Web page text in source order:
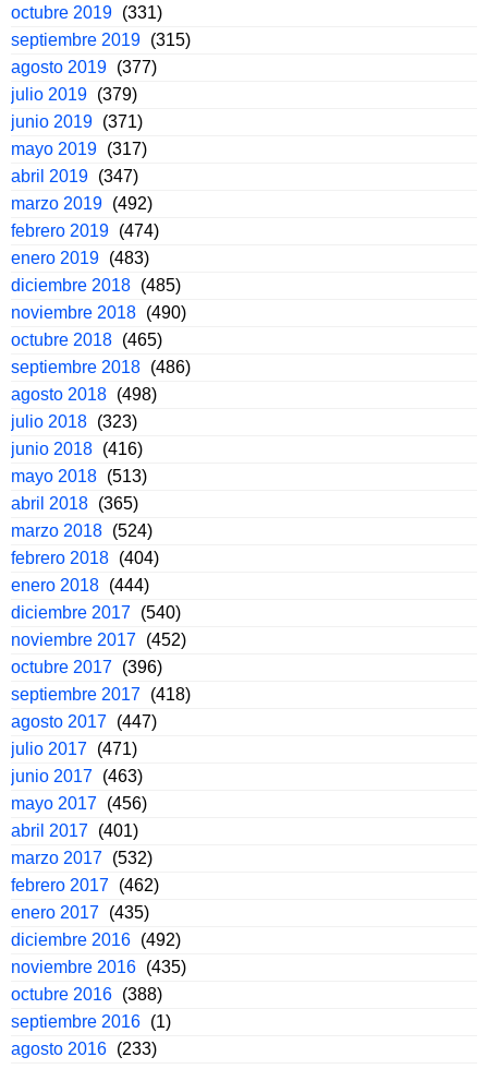
octubre 2019 (331)
septiembre 2019 (315)
agosto 2019 (377)
julio 2019 (379)
junio 2019 (371)
mayo 2019 (317)
abril 2019 (347)
marzo 2019 (492)
febrero 2019 (474)
enero 2019 (483)
diciembre 2018 (485)
noviembre 2018 (490)
octubre 2018 (465)
septiembre 2018 (486)
agosto 2018 (498)
julio 2018 (323)
junio 2018 (416)
mayo 2018 (513)
abril 2018 (365)
marzo 2018 (524)
febrero 2018 (404)
enero 2018 (444)
diciembre 2017 (540)
noviembre 2017 (452)
octubre 2017 (396)
septiembre 2017 (418)
agosto 2017 (447)
julio 2017 (471)
junio 2017 (463)
mayo 2017 (456)
abril 2017 (401)
marzo 2017 (532)
febrero 2017 (462)
enero 2017 (435)
diciembre 2016 (492)
noviembre 2016 (435)
octubre 2016 (388)
septiembre 2016 (1)
agosto 2016 (233)